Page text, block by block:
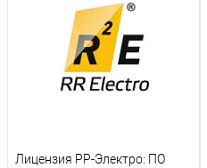
Лицензия РР-Электро: ПО